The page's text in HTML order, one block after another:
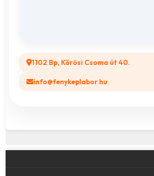
1102 Bp, Kőrösi Csoma út 40.
info@fenykeplabor.hu